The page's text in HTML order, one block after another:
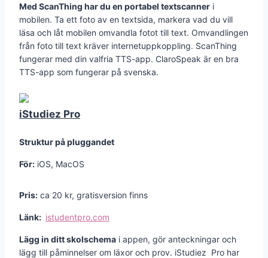
Med ScanThing har du en portabel textscanner i
mobilen. Ta ett foto av en textsida, markera vad du vill
läsa och låt mobilen omvandla fotot till text. Omvandlingen
från foto till text kräver internetuppkoppling. ScanThing
fungerar med din valfria TTS-app. ClaroSpeak är en bra
TTS-app som fungerar på svenska.
iStudiez Pro
Struktur på pluggandet
För: iOS, MacOS
Pris: ca 20 kr, gratisversion finns
Länk: istudentpro.com
Lägg in ditt skolschema i appen, gör anteckningar och
lägg till påminnelser om läxor och prov. iStudiez Pro har